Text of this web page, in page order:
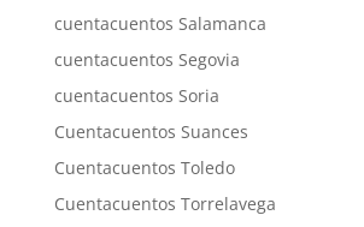
cuentacuentos Salamanca
cuentacuentos Segovia
cuentacuentos Soria
Cuentacuentos Suances
Cuentacuentos Toledo
Cuentacuentos Torrelavega